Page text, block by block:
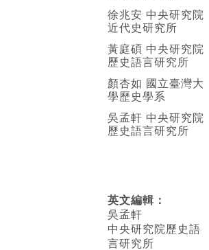
徐兆安 中央研究院
近代史研究所
黃庭碩 中央研究院
歷史語言研究所
顏杏如 國立臺灣大
學歷史學系
吳孟軒 中央研究院
歷史語言研究所
英文編輯 ：
吳孟軒
中央研究院歷史語
言研究所